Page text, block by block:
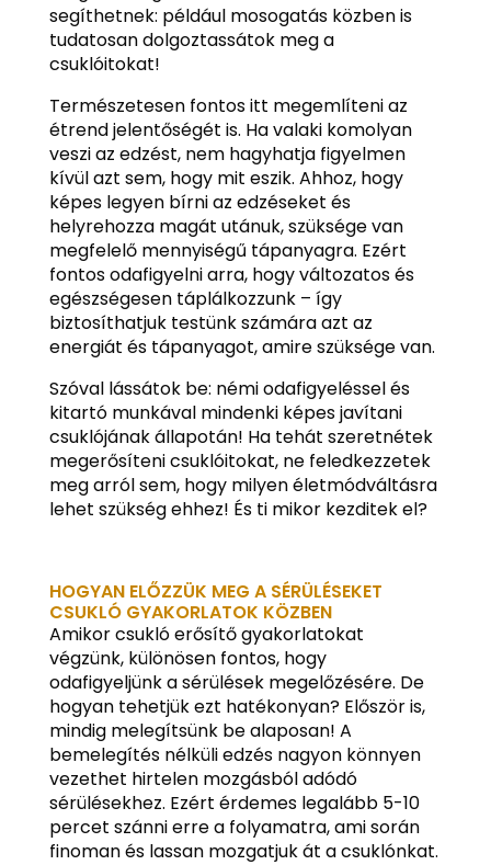
segíthetnek: például mosogatás közben is
tudatosan dolgoztassátok meg a
csuklóitokat!
Természetesen fontos itt megemlíteni az
étrend jelentőségét is. Ha valaki komolyan
veszi az edzést, nem hagyhatja figyelmen
kívül azt sem, hogy mit eszik. Ahhoz, hogy
képes legyen bírni az edzéseket és
helyrehozza magát utánuk, szüksége van
megfelelő mennyiségű tápanyagra. Ezért
fontos odafigyelni arra, hogy változatos és
egészségesen táplálkozzunk – így
biztosíthatjuk testünk számára azt az
energiát és tápanyagot, amire szüksége van.
Szóval lássátok be: némi odafigyeléssel és
kitartó munkával mindenki képes javítani
csuklójának állapotán! Ha tehát szeretnétek
megerősíteni csuklóitokat, ne feledkezzetek
meg arról sem, hogy milyen életmódváltásra
lehet szükség ehhez! És ti mikor kezditek el?
HOGYAN ELŐZZÜK MEG A SÉRÜLÉSEKET
CSUKLÓ GYAKORLATOK KÖZBEN
Amikor csukló erősítő gyakorlatokat
végzünk, különösen fontos, hogy
odafigyeljünk a sérülések megelőzésére. De
hogyan tehetjük ezt hatékonyan? Először is,
mindig melegítsünk be alaposan! A
bemelegítés nélküli edzés nagyon könnyen
vezethet hirtelen mozgásból adódó
sérülésekhez. Ezért érdemes legalább 5-10
percet szánni erre a folyamatra, ami során
finoman és lassan mozgatjuk át a csuklónkat.